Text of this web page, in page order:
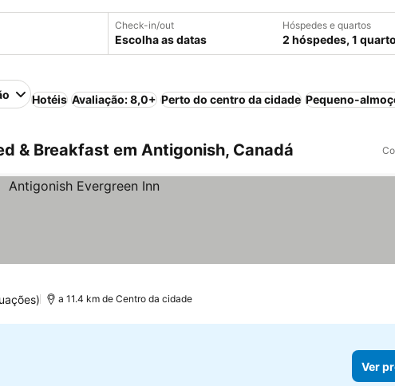
Check-in/out
Escolha as datas
Hóspedes e quartos
2 hóspedes, 1
Hotéis Avaliação: 8,0+ Perto do centro da cidade Pequeno-
& Breakfast em Antigonish, Canadá
a 11.4 km de Centro da cidade
Ver